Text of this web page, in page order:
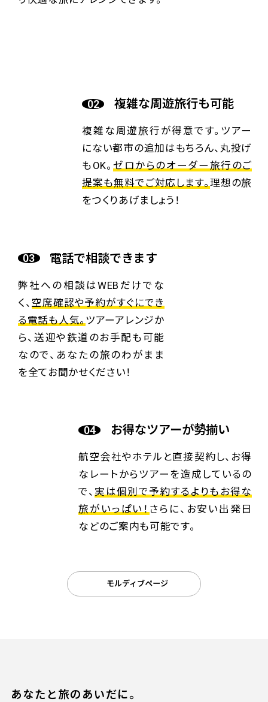
複雑な周遊旅行も可能
複雑な周遊旅行が得意です。ツアー
にない都市の追加はもちろん、丸投げ
もOK。 ゼロからのオーダー旅行のご
提案も無料でご対応します。理想の旅
をつくりあげましょう！
電話で相談できます
弊社への相談はWEBだけでな
く、 空席確認や予約がすぐにでき
る電話も人気。 ツアーアレンジか
ら、送迎や鉄道のお手配も可能
なので、あなたの旅のわがまま
を全てお聞かせください！
お得なツアーが勢揃い
航空会社やホテルと直接契約し、お得
なレートからツアーを造成しているの
で、実は個別で予約するよりもお得な
旅がいっぱい！さらに、お安い出発日
などのご案内も可能です。
モルディブページ
あなたと旅のあいだに。